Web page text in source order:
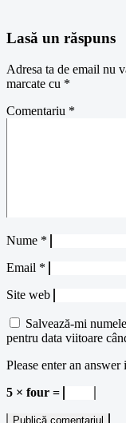
Lasă un răspuns
Adresa ta de email nu
marcate cu *
Comentariu *
Nume *
Email *
Site web
Salvează-mi
pentru data viitoare
Please enter an answer
5 × four =